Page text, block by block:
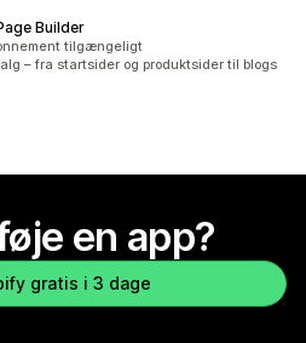
Builder
tilgængeligt
– fra startsider og produktsider til blogs
en app?
gratis i 3 dage